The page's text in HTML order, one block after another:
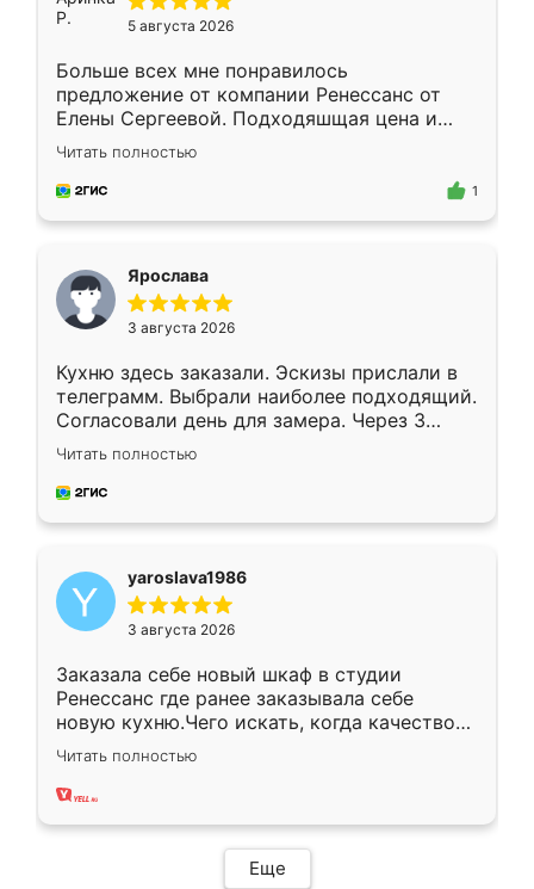
5 августа 2026
Больше всех мне понравилось
предложение от компании Ренессанс от
Елены Сергеевой. Подходяшщая цена и
короткие сроки изготовления. Приехавший
для замера сотрудник Владислав
предложил по моему эскизу самый
Читать полностью
1
Ярослава
3 августа 2026
Кухню здесь заказали. Эскизы прислали в
телеграмм. Выбрали наиболее подходящий.
Согласовали день для замера. Через 3
недели кухня была уже готова. Остались
довольны работой. Спасибо Ренессанс
мебель за качественную работу!
Читать полностью
yaroslava1986
3 августа 2026
Заказала себе новый шкаф в студии
Ренессанс где ранее заказывала себе
новую кухню.Чего искать, когда качеством
вполне довольна. Служит кухня уже почти
два года, нареканий нет.
Читать полностью
Еще